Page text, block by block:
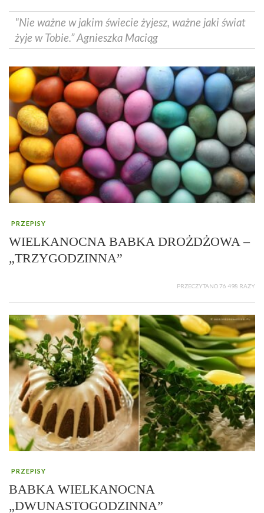
"Nie ważne w jakim świecie żyjesz, ważne jaki świat
żyje w Tobie.” Agnieszka Maciąg
PRZEPISY
WIELKANOCNA BABKA DROŻDŻOWA –
„TRZYGODZINNA”
PRZECZYTANO 76 498 RAZY
PRZEPISY
BABKA WIELKANOCNA
„DWUNASTOGODZINNA”